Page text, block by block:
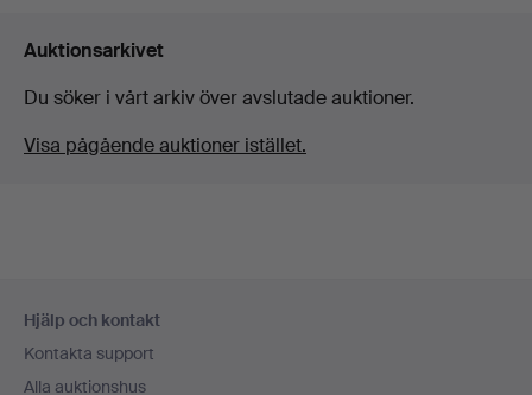
Auktionsarkivet
Du söker i vårt arkiv över avslutade auktioner.
Visa pågående auktioner istället.
Hjälp och kontakt
Kontakta support
Alla auktionshus